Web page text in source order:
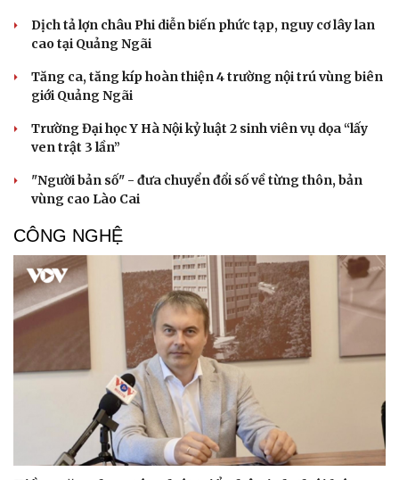
Văn hóa
Giải trí
Dịch tả lợn châu Phi diễn biến phức tạp, nguy cơ lây lan
cao tại Quảng Ngãi
Tăng ca, tăng kíp hoàn thiện 4 trường nội trú vùng biên
giới Quảng Ngãi
Trường Đại học Y Hà Nội kỷ luật 2 sinh viên vụ dọa “lấy
ven trật 3 lần”
"Người bản số" - đưa chuyển đổi số về từng thôn, bản
vùng cao Lào Cai
CÔNG NGHỆ